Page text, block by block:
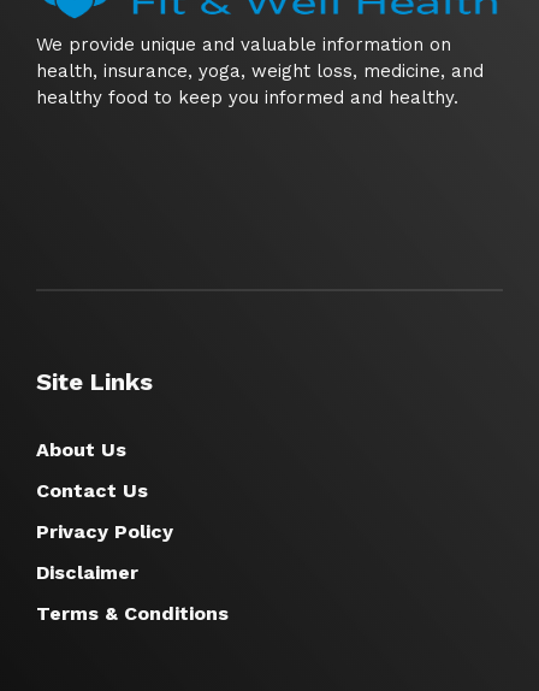
We provide unique and valuable information on
health, insurance, yoga, weight loss, medicine, and
healthy food to keep you informed and healthy.
Site Links
About Us
Contact Us
Privacy Policy
Disclaimer
Terms & Conditions